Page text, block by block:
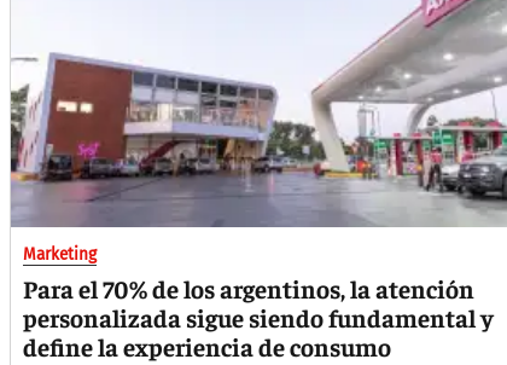
Marketing
Para el 70% de los argentinos, la atención
personalizada sigue siendo fundamental y
define la experiencia de consumo